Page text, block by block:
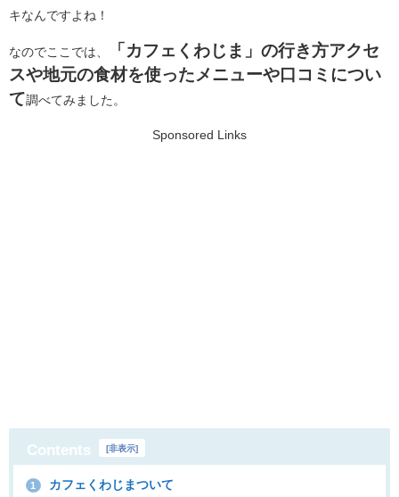
キなんですよね！
なのでここでは、
「カフェくわじま」の行き方アクセ
スや地元の食材を使ったメニューや口コミについ
て調べてみました。
Sponsored Links
Contents [非表示]
1 カフェくわじまついて